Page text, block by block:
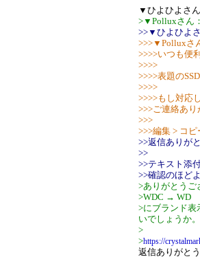
▼ひよひよさん
>▼Polluxさん：
>>▼ひよひよさ
>>>▼Polluxさ
>>>>いつも便
>>>>
>>>>表題の
>>>>
>>>>もし対応
>>>ご連絡あり
>>>
>>>編集 > コ
>>返信ありが
>>
>>テキスト添
>>確認のほど
>ありがとうご
>WDC → WD
>にブランド表
いでしょうか。
>
>https://
返信ありがと